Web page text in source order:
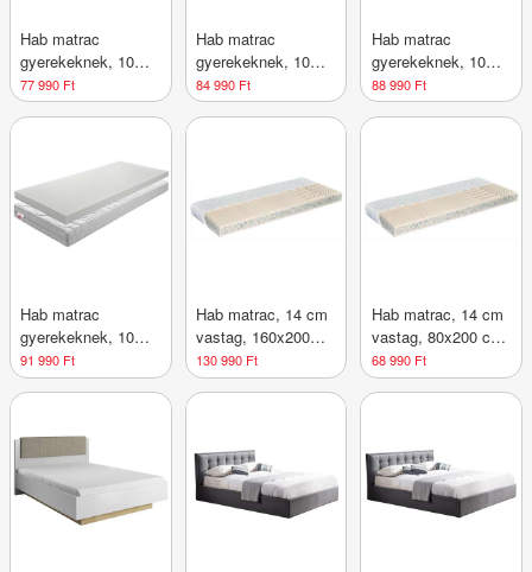
Hab matrac
gyerekeknek, 10
cm vastag,
közepesen kemény,
77 990 Ft
Hab matrac
gyerekeknek, 10
cm vastag,
közepesen kemény,
84 990 Ft
Hab matrac
gyerekeknek, 10
cm vastag,
közepesen kemény,
88 990 Ft
Hab matrac
gyerekeknek, 10
cm vastag,
közepesen kemény,
91 990 Ft
Hab matrac, 14 cm
vastag, 160x200
cm - MAT - Butopêa
130 990 Ft
Hab matrac, 14 cm
vastag, 80x200 cm
- MAT - Butopêa
68 990 Ft